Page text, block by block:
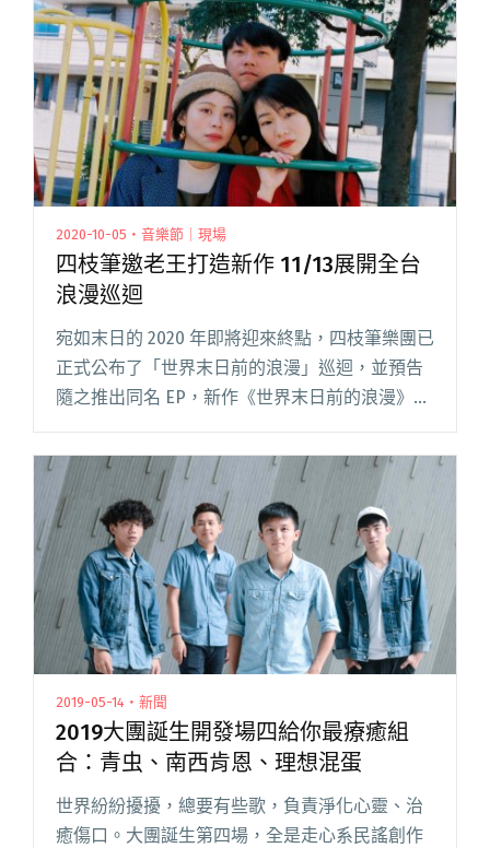
全文 "魚丁糸更新社群帳號成蘇打綠 宣布530「蘇
打綠日」舉辦免費戶外公演"
2020-10-05・音樂節｜現場
四枝筆邀老王打造新作 11/13展開全台
浪漫巡迴
宛如末日的 2020 年即將迎來終點，四枝筆樂團已
正式公布了「世界末日前的浪漫」巡迴，並預告
隨之推出同名 EP，新作《世界末日前的浪漫》是
由樂團與金音獎製作人王昱辰（a.k.a.老王）攜手
打造的美麗篇章，以冷冽成熟的聲響，製作出有
別以往、概閱讀全文 "四枝筆邀老王打造新作
11/13展開全台浪漫巡迴"
2019-05-14・新聞
2019大團誕生開發場四給你最療癒組
合：青虫、南西肯恩、理想混蛋
世界紛紛擾擾，總要有些歌，負責淨化心靈、治
癒傷口。大團誕生第四場，全是走心系民謠創作